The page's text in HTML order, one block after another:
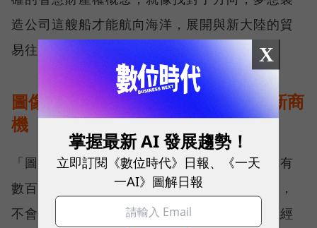
造公司這艘船才能航向海洋，展開與新大陸的貿
易往來。
圖像IP產業市場無限 致力開拓市場新商
機
「圖像產品IP授權的市場無比大，好比迪士尼有
數百個以上的角色、肖像，粉絲喜歡某個肖像，
不會問它是產自哪一國，所以還沒出過國就已經
X
掌握最新 AI 發展趨勢！
立即訂閱《數位時代》日報、《一天
一AI》圖解日報